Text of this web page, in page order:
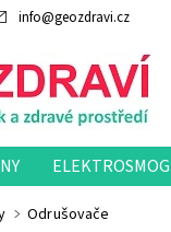
info@geozdravi.cz
ELEKTROSMOG
Odrušovače